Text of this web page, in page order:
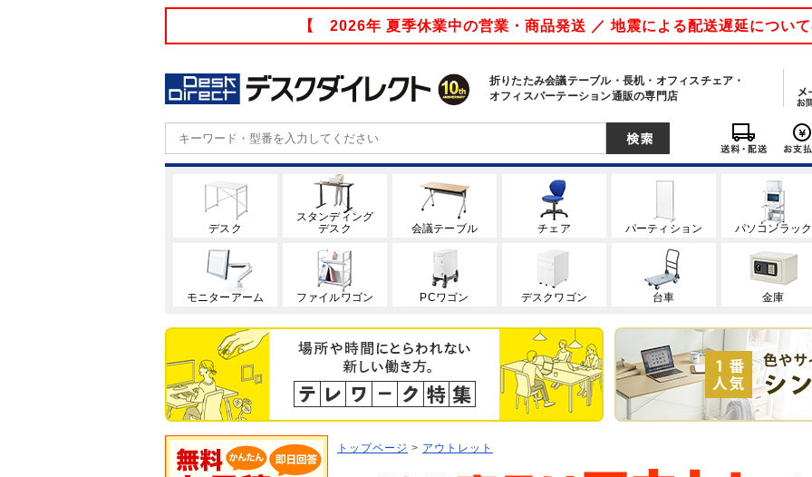
【 2026年 夏季休業中の営業・商品発送 ／ 地震による配送遅延につい
折りたたみ会議テーブル・長机・オフィスチェア・
オフィスパーテーション通販の専門店
デスク
スタンディング
デスク
会議テーブル チェア パーティション パソコンラック
モニターアーム ファイルワゴン PCワゴン デスクワゴン 台車 金庫
トップページ > アウトレット